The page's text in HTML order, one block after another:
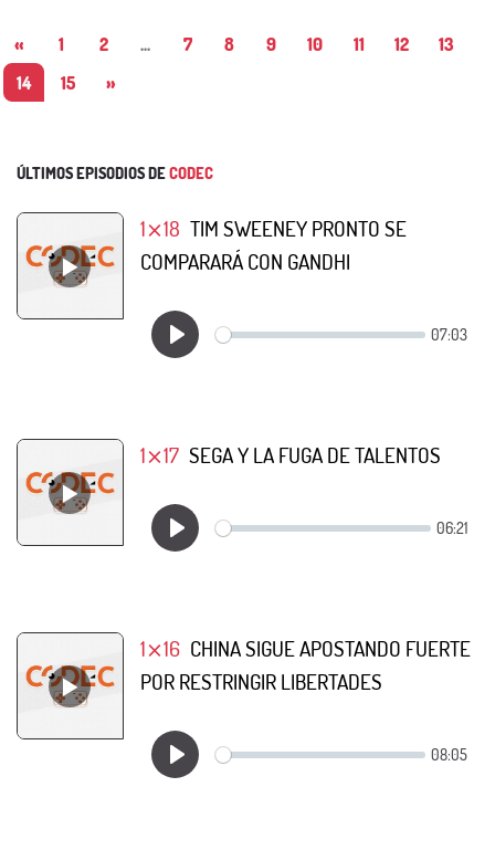
« 1 2 ... 7 8 9 10 11 12
13
14
15 »
ÚLTIMOS EPISODIOS DECODEC
1⨯18 TIM SWEENEY PRONTO SE
COMPARARÁ CON GANDHI
1⨯17 SEGA Y LA FUGA DE TALENTOS
1⨯16 CHINA SIGUE APOSTANDO FUERTE
POR RESTRINGIR LIBERTADES